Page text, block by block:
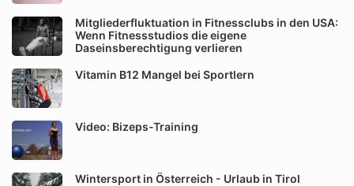
Mitgliederfluktuation in Fitnessclubs in den USA:
Wenn Fitnessstudios die eigene
Daseinsberechtigung verlieren
Vitamin B12 Mangel bei Sportlern
Video: Bizeps-Training
Wintersport in Österreich - Urlaub in Tirol